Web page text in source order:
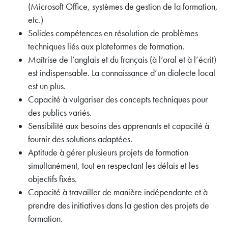
(Microsoft Office, systèmes de gestion de la formation,
etc.)
Solides compétences en résolution de problèmes
techniques liés aux plateformes de formation.
Maîtrise de l’anglais et du français (à l’oral et à l’écrit)
est indispensable. La connaissance d’un dialecte local
est un plus.
Capacité à vulgariser des concepts techniques pour
des publics variés.
Sensibilité aux besoins des apprenants et capacité à
fournir des solutions adaptées.
Aptitude à gérer plusieurs projets de formation
simultanément, tout en respectant les délais et les
objectifs fixés.
Capacité à travailler de manière indépendante et à
prendre des initiatives dans la gestion des projets de
formation.